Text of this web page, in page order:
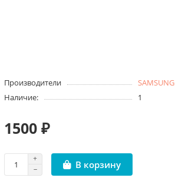
Производители
SAMSUNG
Наличие:
1
1500 ₽
В корзину